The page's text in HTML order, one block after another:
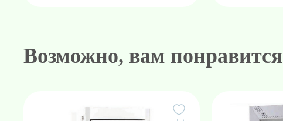
Возможно, вам понравится